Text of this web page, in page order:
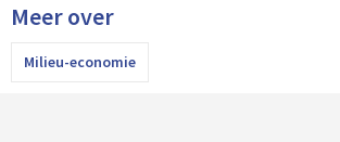
Meer over
Milieu-economie